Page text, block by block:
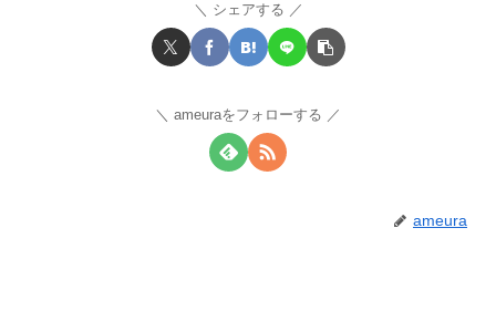
シェアする
ameuraをフォローする
ameura